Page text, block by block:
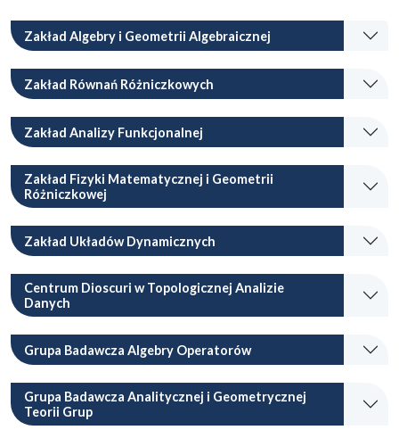
Zakład Algebry i Geometrii Algebraicznej
Zakład Równań Różniczkowych
Zakład Analizy Funkcjonalnej
Zakład Fizyki Matematycznej i Geometrii
Różniczkowej
Zakład Układów Dynamicznych
Centrum Dioscuri w Topologicznej Analizie
Danych
Grupa Badawcza Algebry Operatorów
Grupa Badawcza Analitycznej i Geometrycznej
Teorii Grup